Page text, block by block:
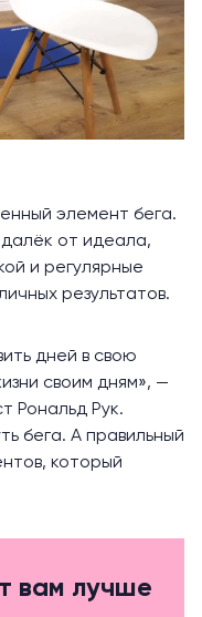
элемент бега.
от идеала,
и регулярные
результатов.
дней в свою
своим дням», —
Рональд Рук.
бега. А правильный
который
вам лучше